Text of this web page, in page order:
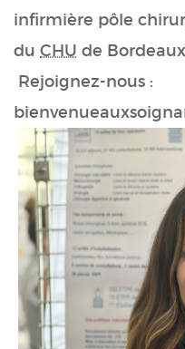
infirmière pôle
du CHU de
Rejoignez-nous :